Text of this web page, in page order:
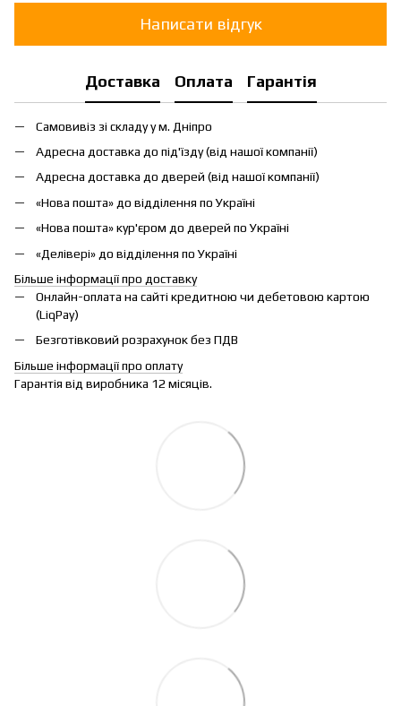
Написати відгук
Доставка Оплата Гарантія
Самовивіз зі складу у м. Дніпро
Адресна доставка до під'їзду (від нашої компанії)
Адресна доставка до дверей (від нашої компанії)
«Нова пошта» до відділення по Україні
«Нова пошта» кур'єром до дверей по Україні
«Делівері» до відділення по Україні
Більше інформації про доставку
Онлайн-оплата на сайті кредитною чи дебетовою картою
(LiqPay)
Безготівковий розрахунок без ПДВ
Більше інформації про оплату
Гарантія від виробника 12 місяців.